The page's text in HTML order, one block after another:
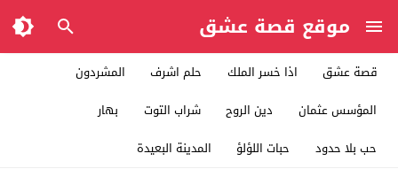
موقع قصة عشق
قصة عشق اذا خسر الملك حلم اشرف
المشردون
المؤسس عثمان
دين الروح شراب التوت
بهار
حب بلا حدود
حبات اللؤلؤ المدينة البعيدة